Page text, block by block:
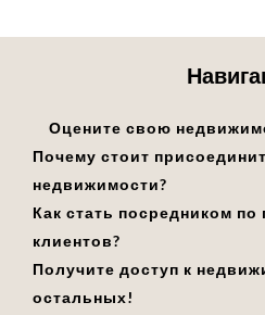
Оцените свою
Почему стоит
недвижимости?
Как стать посредником
клиентов?
Получите доступ к
остальных!